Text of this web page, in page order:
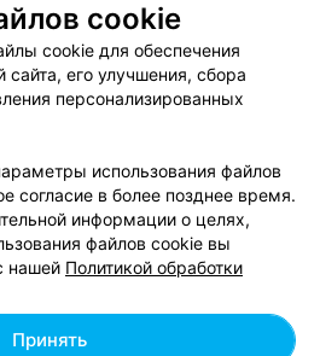
в Бресте
в Бресте
компанию
специалиста
cookie
cookie для обеспечения
сайта, его улучшения, сбора
персонализированных
использования файлов
согласие в более позднее время.
информации о целях,
файлов cookie вы
нашей Политикой обработки
Принять